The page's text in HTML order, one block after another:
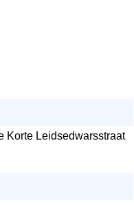
Korte Leidsedwarsstraat